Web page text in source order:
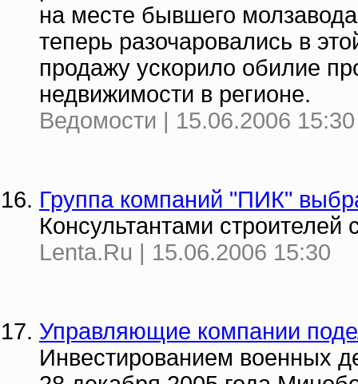
на месте бывшего
теперь разочаровались в
продажу ускорило обилие
недвижимости в регионе.
Ведомости | 15.06.2006 15:30
Группа компаний "ПИК"
Консультантами
Lenta.Ru | 15.06.2006 15:30
Управляющие компании
Инвестированием военных